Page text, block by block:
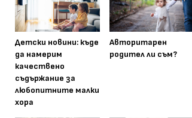
Детски новини: къде
да намерим
качествено
съдържание за
любопитните малки
хора
Авторитарен
родител ли съм?